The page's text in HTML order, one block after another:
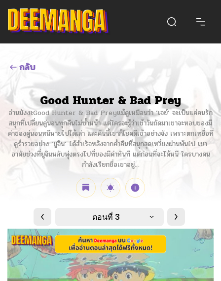
กลับ
Good Hunter & Bad Prey
อ่านมังงะGood Hunter & Bad Preyแม้ดูเหมือนว่า ‘เจย์’ จะเป็นแค่คนรัก
สนุกที่เปลี่ยนคู่นอนทุกคืนไม่ซ้ำหน้า แต่ใครจะรู้ว่าเช้าวันถัดมาเขาจะหอบของมี
ค่าของคู่นอนหนีหายไปได้เล่า และคืนนี้เขาก็โชคดีเข้าอย่างจัง เพราะตกเหยื่อที่
ดูร่ำรวยอย่าง ‘ยูจิน’ ได้สำเร็จหลังจากค่ำคืนที่สนุกสุดเหวี่ยงผ่านพ้นไป เขา
อาศัยช่วงที่ยูจินหลับพุ่งตรงไปที่ของมีค่าทันที แต่ก่อนที่จะได้หนี ใครบางคน
กำลังเรียกชื่อเขาอยู่…
ตอนที่ 3